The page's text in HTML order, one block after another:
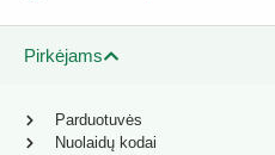
Pirkėjams
Parduotuvės
Nuolaidų kodai